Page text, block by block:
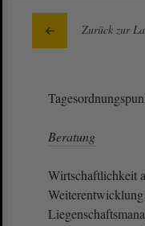
Zurück zur
Beratung
Wirtschaftlichkeit